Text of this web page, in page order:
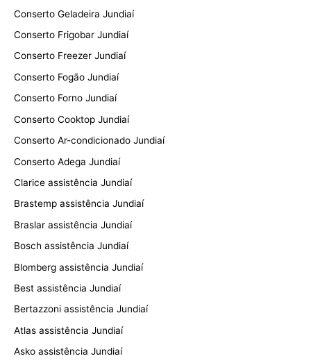
Conserto Geladeira Jundiaí
Conserto Frigobar Jundiaí
Conserto Freezer Jundiaí
Conserto Fogão Jundiaí
Conserto Forno Jundiaí
Conserto Cooktop Jundiaí
Conserto Ar-condicionado Jundiaí
Conserto Adega Jundiaí
Clarice assistência Jundiaí
Brastemp assistência Jundiaí
Braslar assistência Jundiaí
Bosch assistência Jundiaí
Blomberg assistência Jundiaí
Best assistência Jundiaí
Bertazzoni assistência Jundiaí
Atlas assistência Jundiaí
Asko assistência Jundiaí